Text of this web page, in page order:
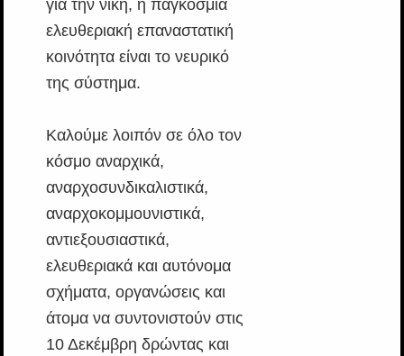
για την νίκη, η παγκόσμια
ελευθεριακή επαναστατική
κοινότητα είναι το νευρικό
της σύστημα.
Καλούμε λοιπόν σε όλο τον
κόσμο αναρχικά,
αναρχοσυνδικαλιστικά,
αναρχοκομμουνιστικά,
αντιεξουσιαστικά,
ελευθεριακά και αυτόνομα
σχήματα, οργανώσεις και
άτομα να συντονιστούν στις
10 Δεκέμβρη δρώντας και